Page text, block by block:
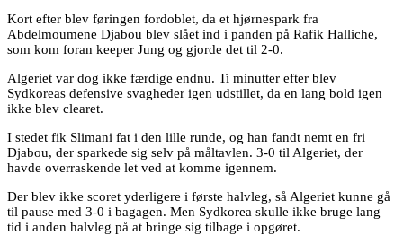
Kort efter blev føringen fordoblet, da et hjørnespark fra
Abdelmoumene Djabou blev slået ind i panden på Rafik Halliche,
som kom foran keeper Jung og gjorde det til 2-0.
Algeriet var dog ikke færdige endnu. Ti minutter efter blev
Sydkoreas defensive svagheder igen udstillet, da en lang bold igen
ikke blev clearet.
I stedet fik Slimani fat i den lille runde, og han fandt nemt en fri
Djabou, der sparkede sig selv på måltavlen. 3-0 til Algeriet, der
havde overraskende let ved at komme igennem.
Der blev ikke scoret yderligere i første halvleg, så Algeriet kunne gå
til pause med 3-0 i bagagen. Men Sydkorea skulle ikke bruge lang
tid i anden halvleg på at bringe sig tilbage i opgøret.